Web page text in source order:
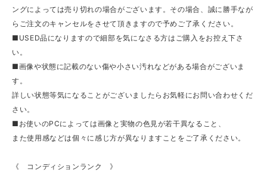
ングによっては売り切れの場合がございます。その場合、誠に勝手なが
らご注文のキャンセルをさせて頂きますので予めご了承ください。
■USED品になりますので細部を気になさる方はご購入をお控え下さ
い。
■画像や状態に記載のない傷や小さい汚れなどがある場合がございま
す。
詳しい状態等気になることがございましたらお気軽にお問い合わせくだ
さい。
■お使いのPCによっては画像と実物の色見が若干異なること、
また使用感などは個々に感じ方が異なりますことをご了承ください。
《 コンディションランク 》